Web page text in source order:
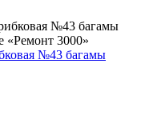
№43 багамы